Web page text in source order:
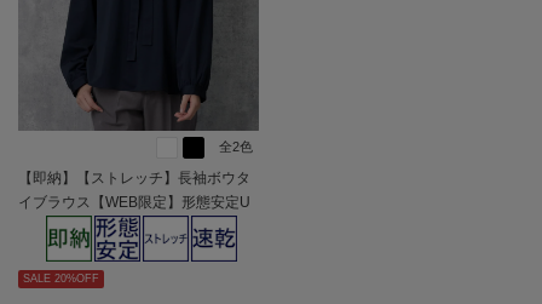
全2色
【即納】【ストレッチ】長袖ボウタ
イブラウス【WEB限定】形態安定U
Vカット通年【レディース】
SALE 20%OFF